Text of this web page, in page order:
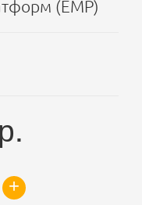
(ЕМР)
р.
+